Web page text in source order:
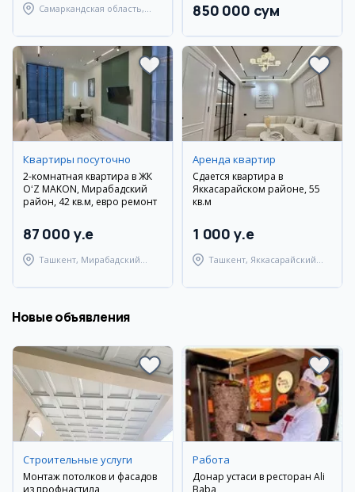
Самаркандская область,
850 000 сум
Квартиры посуточно
2-комнатная квартира в ЖК
OʻZ MAKON, Мирабадский
район, 42 кв.м, евро ремонт
87 000 y.e
Ташкент, Мирабадский
Аренда квартир
Сдается квартира в
Яккасарайском районе, 55
кв.м
1 000 y.e
Ташкент, Яккасарайский
Новые объявления
Строительные услуги
Монтаж потолков и фасадов
из профнастила
Работа
Донар устаси в ресторан Ali
Baba